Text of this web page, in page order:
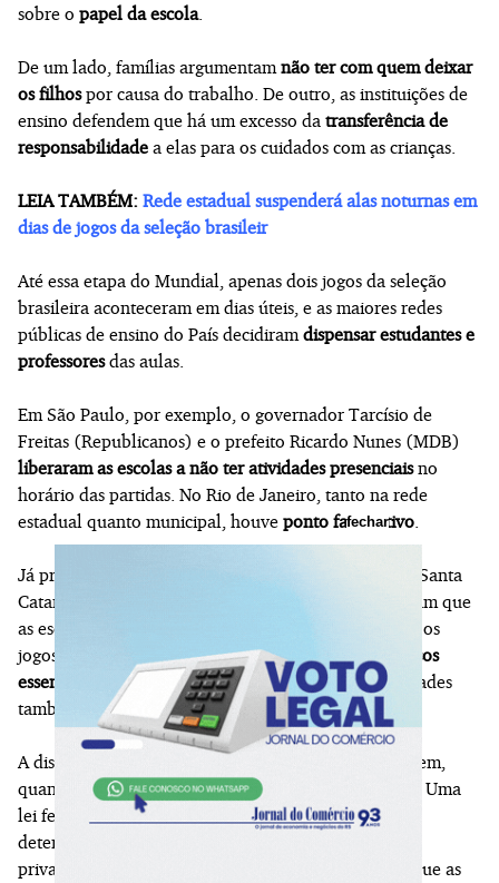
sobre o papel da escola.
De um lado, famílias argumentamnão ter com quem deixar
os filhospor causa do trabalho. De outro, as instituições de
ensino defendem que há um excesso da transferência de
responsabilidade a elas para os cuidados com as crianças.
LEIA TAMBÉM: Rede estadual suspenderá alas noturnas em
dias de jogos da seleção brasileir
Até essa etapa do Mundial, apenas dois jogos da seleção
brasileira aconteceram em dias úteis, e as maiores redes
públicas de ensino do País decidiramdispensar estudantes e
professoresdas aulas.
Em São Paulo, por exemplo, o governador Tarcísio de
Freitas (Republicanos) e o prefeito Ricardo Nunes (MDB)
liberaram as escolas a não ter atividades presenciaisno
horário das partidas. No Rio de Janeiro, tanto na rede
estadual quanto municipal, houve ponto facultativo.
Já prefeitos de cidades menores, como Tubarão, em Santa
Catarina, e Nova Lima, em Minas Gerais, determinaram que
as escolas deveriam
durante os
jogos, sob a justificativa de serem consideradas serviços
essenciais
. Em algumas escolas particulares, as atividades
também foram mantidas.
A discussão já envolve o planejamento do ano que vem,
quando o Brasil sediará aCopa do Mundo Feminina
. Uma
lei federal sancionada pelo presidente Lula (PT)
determinou que todas as escolas do País, públicas e
privadas, organizem seus calendários de 2027 para que as
fechar